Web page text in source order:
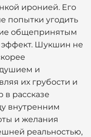
иронией. Его
попытки угодить
общепринятым
Шукшин не
и
их грубости и
рассказе
внутренним
и желания
реальностью,